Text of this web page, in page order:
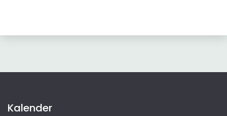
Kalender